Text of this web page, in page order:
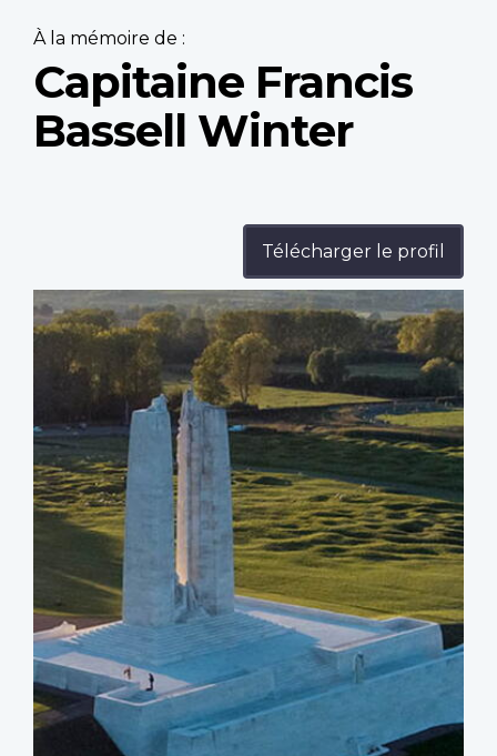
À la mémoire de :
Capitaine Francis
Bassell Winter
Télécharger le profil
Profile
image